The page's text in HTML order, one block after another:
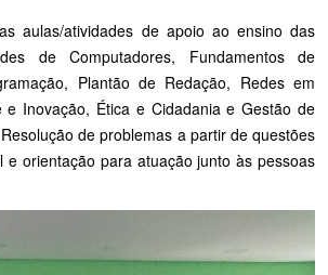
aulas/atividades de apoio ao ensino das
de Computadores, Fundamentos de
Plantão de Redação, Redes em
Inovação, Ética e Cidadania e Gestão de
de problemas a partir de questões
orientação para atuação junto às pessoas